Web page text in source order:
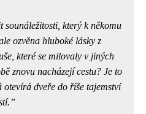
sounáležitosti, který k někomu
ozvěna hluboké lásky z
které se milovaly v jiných
znovu nacházejí cestu? Je to
otevírá dveře do říše tajemství